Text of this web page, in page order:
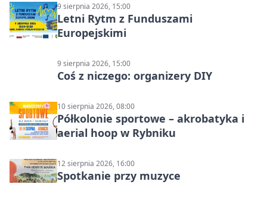
9 sierpnia 2026, 15:00
Letni Rytm z Funduszami
Europejskimi
9 sierpnia 2026, 15:00
Coś z niczego: organizery DIY
10 sierpnia 2026, 08:00
Półkolonie sportowe – akrobatyka i
aerial hoop w Rybniku
12 sierpnia 2026, 16:00
Spotkanie przy muzyce